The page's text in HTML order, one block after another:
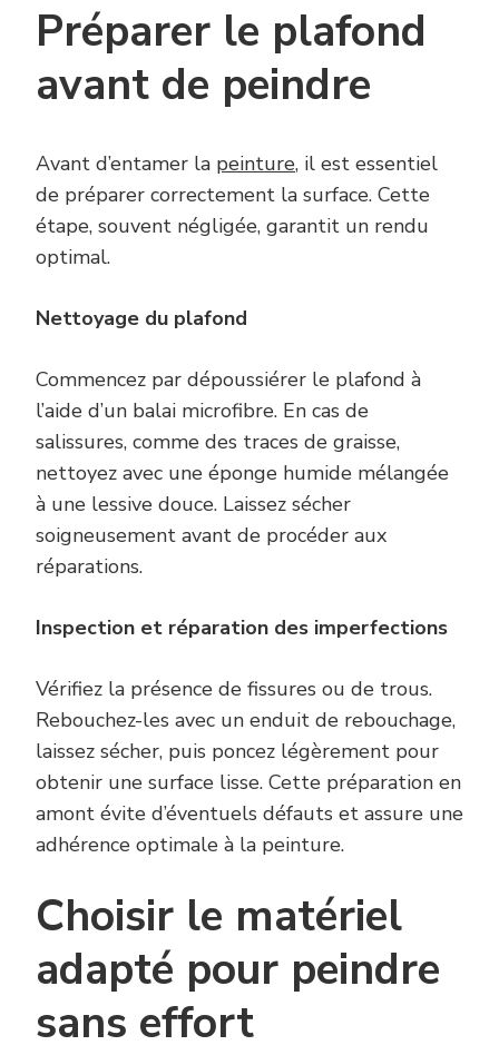
Préparer le plafond
avant de peindre
Avant d’entamer la peinture, il est essentiel
de préparer correctement la surface. Cette
étape, souvent négligée, garantit un rendu
optimal.
Nettoyage du plafond
Commencez par dépoussiérer le plafond à
l’aide d’un balai microfibre. En cas de
salissures, comme des traces de graisse,
nettoyez avec une éponge humide mélangée
à une lessive douce. Laissez sécher
soigneusement avant de procéder aux
réparations.
Inspection et réparation des imperfections
Vérifiez la présence de fissures ou de trous.
Rebouchez-les avec un enduit de rebouchage,
laissez sécher, puis poncez légèrement pour
obtenir une surface lisse. Cette préparation en
amont évite d’éventuels défauts et assure une
adhérence optimale à la peinture.
Choisir le matériel
adapté pour peindre
sans effort